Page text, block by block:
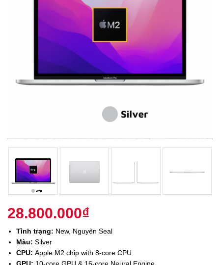
28.800.000₫
Tình trạng: New, Nguyên Seal
Màu: Silver
CPU: Apple M2 chip with 8-core CPU